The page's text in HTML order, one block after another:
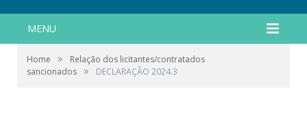
MENU
Home »
Relação dos licitantes/contratados
sancionados » DECLARAÇÃO 2024.3